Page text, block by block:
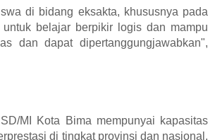
di bidang eksakta, khususnya pada
belajar berpikir logis dan mampu
dan dapat dipertanggungjawabkan",
MI Kota Bima mempunyai kapasitas
di tingkat provinsi dan nasional,